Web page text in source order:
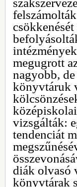
megugrott
nagyobb,
könyvtáruk
vizsgálták:
tendenciát
diák olvasó
könyvtárak